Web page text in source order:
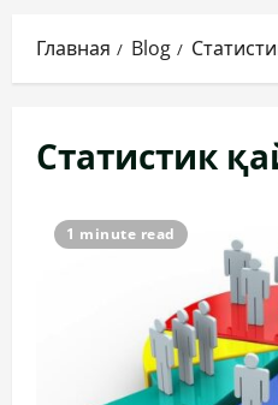
Главная Blog
Статистик
1 minute read